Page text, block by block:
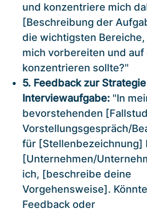
und konzentriere mich
[Beschreibung der
die wichtigsten
mich vorbereiten und auf
konzentrieren sollte?"
5. Feedback zur
Interviewaufgabe: "In
bevorstehenden
Vorstellungsgespräch/
für [Stellenbezeichnung]
[Unternehmen/
ich, [beschreibe deine
Vorgehensweise].
Feedback oder